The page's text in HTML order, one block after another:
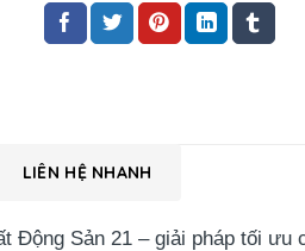
LIÊN HỆ NHANH
Động Sản 21 – giải pháp tối ưu